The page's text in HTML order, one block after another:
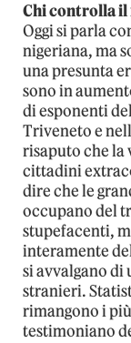
Chi controlla il
Oggi si parla
nigeriana, ma
una presunta
sono in
di esponenti
Triveneto e
risaputo che la
cittadini
dire che le
occupano del
stupefacenti,
interamente
si avvalgano di
stranieri.
rimangono i
testimoniano